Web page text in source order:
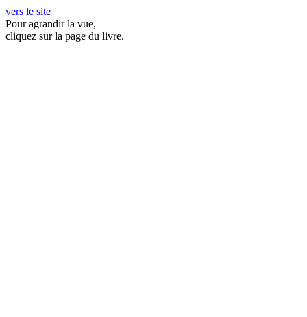
vers le site
Pour agrandir la vue,
cliquez sur la page du livre.